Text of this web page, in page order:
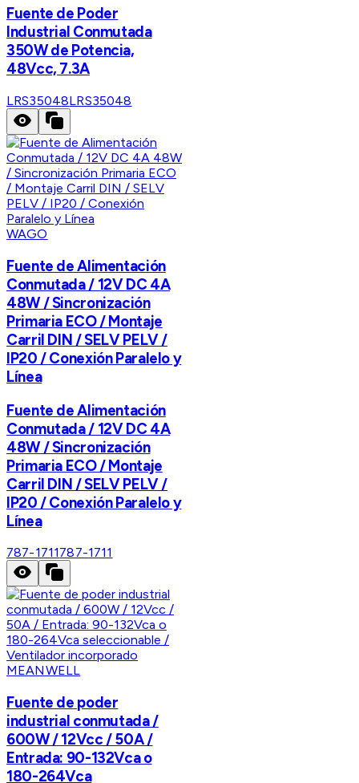
Fuente de Poder
Industrial Conmutada
350W de Potencia,
48Vcc, 7.3A
LRS35048LRS35048
WAGO
Fuente de Alimentación
Conmutada / 12V DC 4A
48W / Sincronización
Primaria ECO / Montaje
Carril DIN / SELV PELV /
IP20 / Conexión Paralelo y
Línea
Fuente de Alimentación
Conmutada / 12V DC 4A
48W / Sincronización
Primaria ECO / Montaje
Carril DIN / SELV PELV /
IP20 / Conexión Paralelo y
Línea
787-1711787-1711
MEANWELL
Fuente de poder
industrial conmutada /
600W / 12Vcc / 50A /
Entrada: 90-132Vca o
180-264Vca